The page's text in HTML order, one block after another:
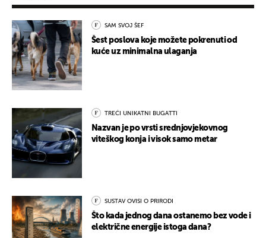
SAM SVOJ ŠEF
Šest poslova koje možete pokrenuti od
kuće uz minimalna ulaganja
TREĆI UNIKATNI BUGATTI
Nazvan je po vrsti srednjovjekovnog
viteškog konja i visok samo metar
SUSTAV OVISI O PRIRODI
Što kada jednog dana ostanemo bez vode i
električne energije istoga dana?